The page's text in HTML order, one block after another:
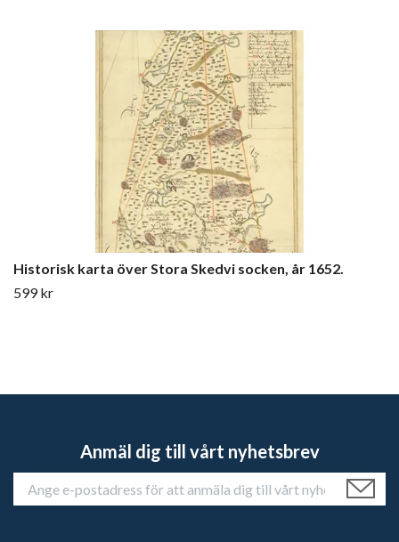
Historisk karta över Stora Skedvi socken, år 1652.
599 kr
Anmäl dig till vårt nyhetsbrev